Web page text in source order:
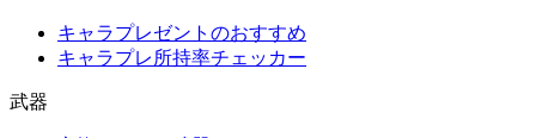
キャラプレゼントのおすすめ
キャラプレ所持率チェッカー
武器